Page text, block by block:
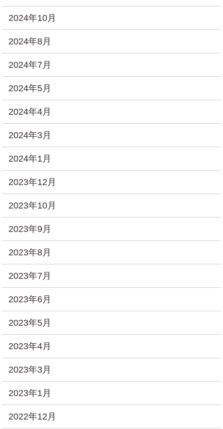
2024年10月
2024年8月
2024年7月
2024年5月
2024年4月
2024年3月
2024年1月
2023年12月
2023年10月
2023年9月
2023年8月
2023年7月
2023年6月
2023年5月
2023年4月
2023年3月
2023年1月
2022年12月